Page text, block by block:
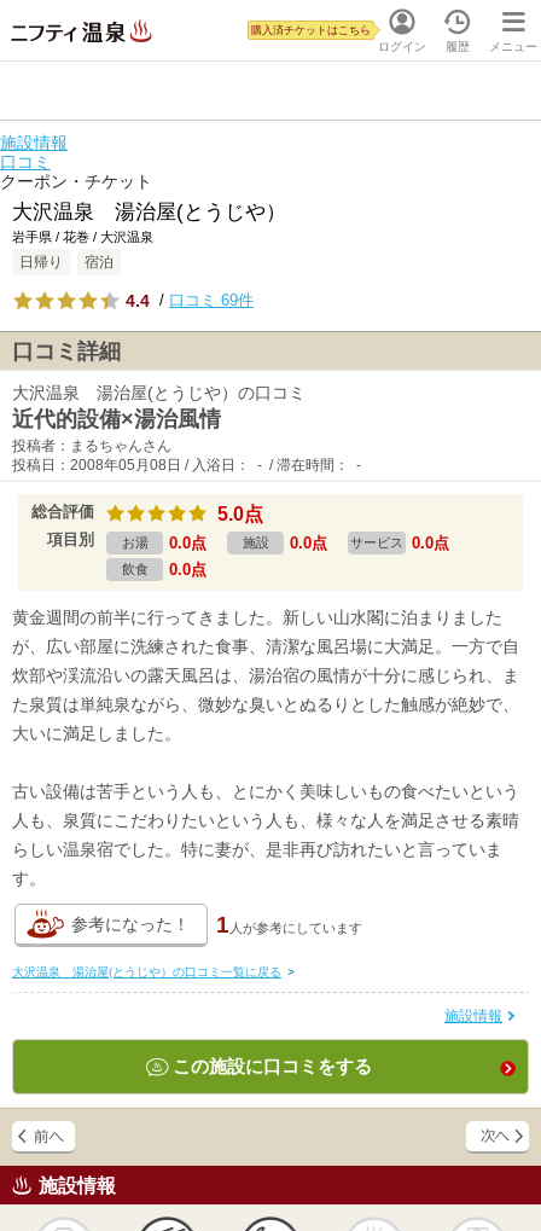
ログイン
購入済チケットはこちら
履歴 メニュー
施設情報
口コミ
クーポン・チケット
大沢温泉 湯治屋(とうじや）
岩手県 / 花巻 / 大沢温泉
日帰り 宿泊
4.4 / 口コミ 69件
口コミ詳細
大沢温泉 湯治屋(とうじや）の口コミ
近代的設備×湯治風情
投稿者：まるちゃんさん
投稿日：2008年05月08日 / 入浴日： - / 滞在時間： -
総合評価 5.0点
項目別 お湯 0.0点 施設 0.0点 サービス 0.0点
飲食 0.0点
黄金週間の前半に行ってきました。新しい山水閣に泊まりました
が、広い部屋に洗練された食事、清潔な風呂場に大満足。一方で自
炊部や渓流沿いの露天風呂は、湯治宿の風情が十分に感じられ、ま
た泉質は単純泉ながら、微妙な臭いとぬるりとした触感が絶妙で、
大いに満足しました。
古い設備は苦手という人も、とにかく美味しいもの食べたいという
人も、泉質にこだわりたいという人も、様々な人を満足させる素晴
らしい温泉宿でした。特に妻が、是非再び訪れたいと言っていま
す。
参考になった！ 1 人が参考にしています
大沢温泉 湯治屋(とうじや）の口コミ一覧に戻る >
施設情報
この施設に口コミをする
施設情報
かけ流し 露天風呂 貸切風呂